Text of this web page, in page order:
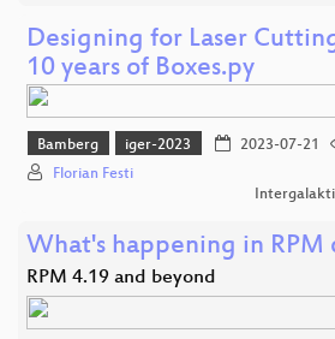
Designing for Laser
10 years of Boxes.py
Bamberg iger-2023 2023-07-21
Florian Festi
What's happening in RPM
RPM 4.19 and beyond